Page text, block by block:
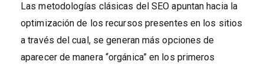
Las metodologías clásicas del SEO apuntan hacia la
optimización de los recursos presentes en los sitios
a través del cual, se generan más opciones de
aparecer de manera “orgánica” en los primeros